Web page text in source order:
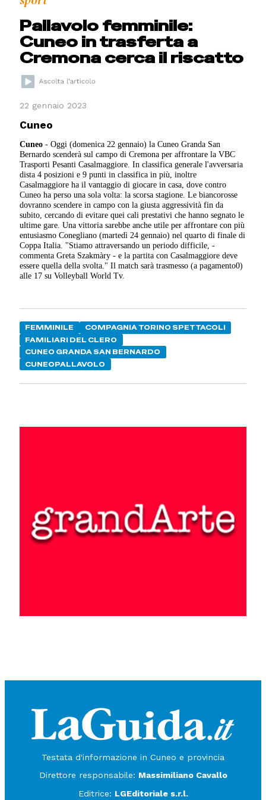
Pallavolo femminile:
Cuneo in trasferta a
Cremona cerca il riscatto
22 gennaio 2023
Cuneo
Cuneo - Oggi (domenica 22 gennaio) la Cuneo Granda San
Bernardo scenderà sul campo di Cremona per affrontare la VBC
Trasporti Pesanti Casalmaggiore. In classifica generale l'avversaria
dista 4 posizioni e 9 punti in classifica in più, inoltre
Casalmaggiore ha il vantaggio di giocare in casa, dove contro
Cuneo ha perso una sola volta: la scorsa stagione. Le biancorosse
dovranno scendere in campo con la giusta aggressività fin da
subito, cercando di evitare quei cali prestativi che hanno segnato le
ultime gare. Una vittoria sarebbe anche utile per affrontare con più
entusiasmo Conegliano (martedì 24 gennaio) nel quarto di finale di
Coppa Italia. "Stiamo attraversando un periodo difficile, -
commenta Greta Szakmàry - e la partita con Casalmaggiore deve
essere quella della svolta." Il match sarà trasmesso (a pagamento0)
alle 17 su Volleyball World Tv.
FEMMINILE
COMPAGNIA TORINO SPETTACOLI
FAMILIARI DEL CLERO
CUNEO GRANDA SAN BERNARDO
CUNEOPALLAVOLO
Testata d'informazione in Cuneo e provincia
Direttore responsabile: Massimiliano Cavallo
Editrice: LGEditoriale s.r.l.